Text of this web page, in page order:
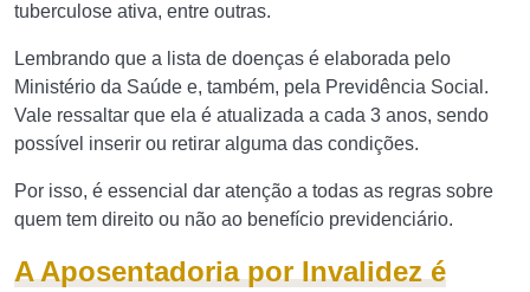
tuberculose ativa, entre outras.
Lembrando que a lista de doenças é elaborada pelo
Ministério da Saúde e, também, pela Previdência Social.
Vale ressaltar que ela é atualizada a cada 3 anos, sendo
possível inserir ou retirar alguma das condições.
Por isso, é essencial dar atenção a todas as regras sobre
quem tem direito ou não ao benefício previdenciário.
A Aposentadoria por Invalidez é